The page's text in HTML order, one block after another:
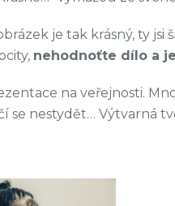
je tak krásný, ty
nehodnoťte dílo a
na veřejnosti.
se nestydět… Výtvarná